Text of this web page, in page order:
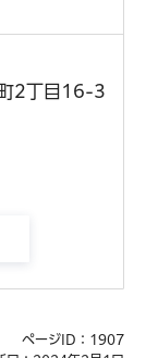
2丁目16-3
ページID：1907